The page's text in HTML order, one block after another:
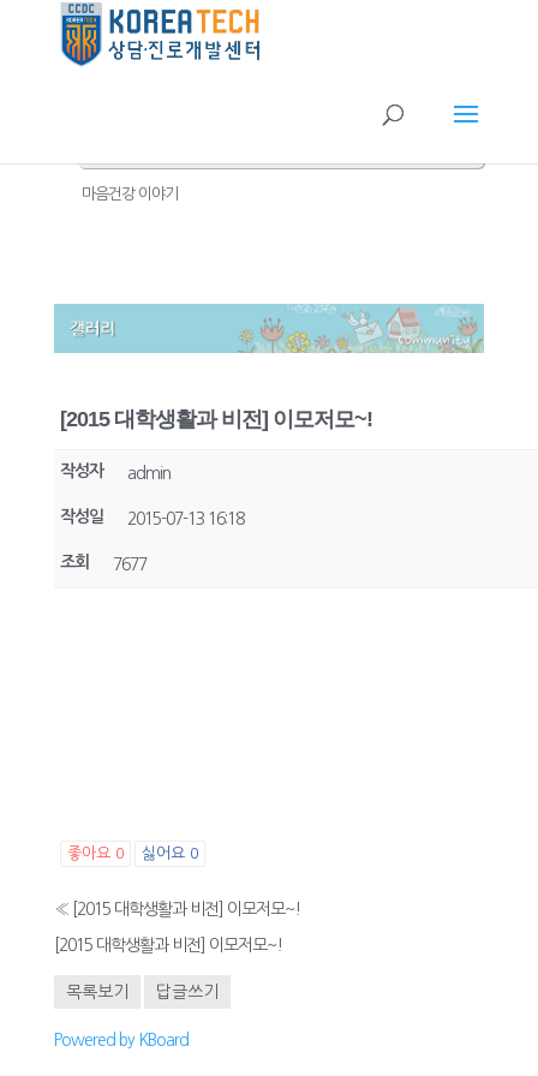
공지사항
마음건강 이야기
[2015 대학생활과 비전] 이모저모~!
작성자 admin
작성일 2015-07-13 16:18
조회 7677
좋아요 0 싫어요 0
« [2015 대학생활과 비전] 이모저모~!
[2015 대학생활과 비전] 이모저모~!
목록보기 답글쓰기
Powered by KBoard